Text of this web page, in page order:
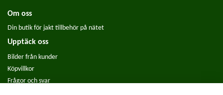
Om oss
Din butik för jakt tillbehör på nätet
Upptäck oss
Bilder från kunder
Köpvillkor
Frågor och svar